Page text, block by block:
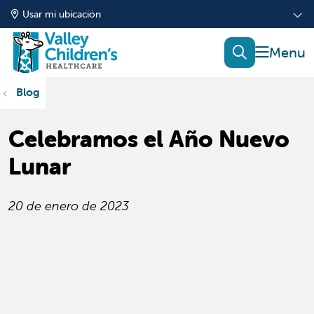
Usar mi ubicación
mostrar
buscar
Blog
Celebramos el Año Nuevo
Lunar
20 de enero de 2023